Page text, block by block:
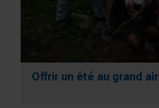
Offrir un été au grand air